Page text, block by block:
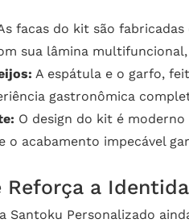
facas do kit são
sua lâmina
A espátula e o garfo,
gastronômica
O design do kit é
o acabamento impecável
Reforça a
Santoku Personalizado